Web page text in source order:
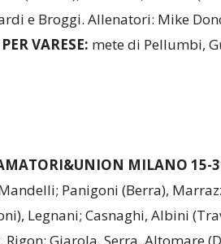
e Broggi. Allenatori: Mike
VARESE: mete di Pellumbi,
MILANO 15-
Panigoni (Berra),
Legnani; Casnaghi, Albini
Giarola, Serra, Altomare